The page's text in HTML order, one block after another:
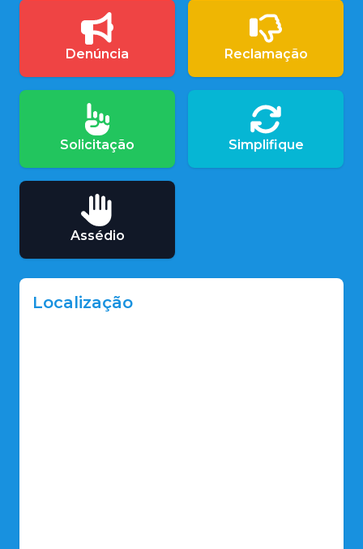
Denúncia Reclamação
Solicitação Simplifique
Assédio
Localização